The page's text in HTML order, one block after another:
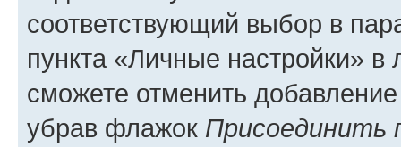
соответствующий выбор в
пункта «Личные настройки»
сможете отменить
убрав флажок Присоединить